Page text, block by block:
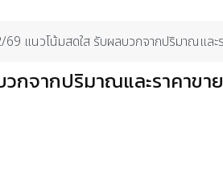
69 แนวโน้มสดใส รับผลบวกจากปริมาณแล
วกจากปริมาณและราคาข